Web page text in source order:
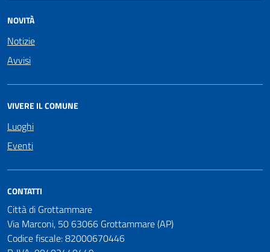
NOVITÀ
Notizie
Avvisi
VIVERE IL COMUNE
Luoghi
Eventi
CONTATTI
Città di Grottammare
Via Marconi, 50 63066 Grottammare (AP)
Codice fiscale: 82000670446